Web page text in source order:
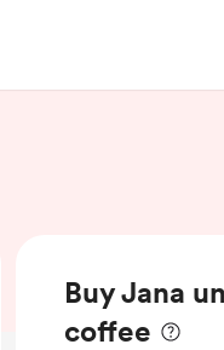
Buy Jana
coffee